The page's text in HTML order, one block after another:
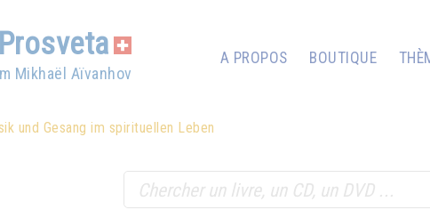
Mikhaël Aïvanhov
A PROPOS BOUTIQUE
und Gesang im spirituellen Leben